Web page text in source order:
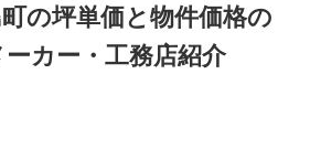
の坪単価と物件価格の
カー・工務店紹介